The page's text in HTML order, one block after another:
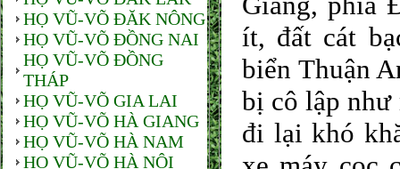
HỌ VŨ-VÕ ĐĂK NÔNG
HỌ VŨ-VÕ ĐỒNG NAI
HỌ VŨ-VÕ ĐỒNG
THÁP
HỌ VŨ-VÕ GIA LAI
HỌ VŨ-VÕ HÀ GIANG
HỌ VŨ-VÕ HÀ NAM
HỌ VŨ-VÕ HÀ NỘI
ít, đất cát
biển Thuận
bị cô lập như
đi lại khó